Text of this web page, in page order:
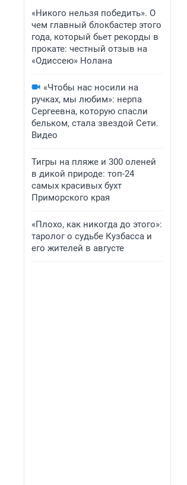
«Никого нельзя победить». О
чем главный блокбастер этого
года, который бьет рекорды в
прокате: честный отзыв на
«Одиссею» Нолана
«Чтобы нас носили на
ручках, мы любим»: нерпа
Сергеевна, которую спасли
бельком, стала звездой Сети.
Видео
Тигры на пляже и 300 оленей
в дикой природе: топ-24
самых красивых бухт
Приморского края
«Плохо, как никогда до этого»:
таролог о судьбе Кузбасса и
его жителей в августе